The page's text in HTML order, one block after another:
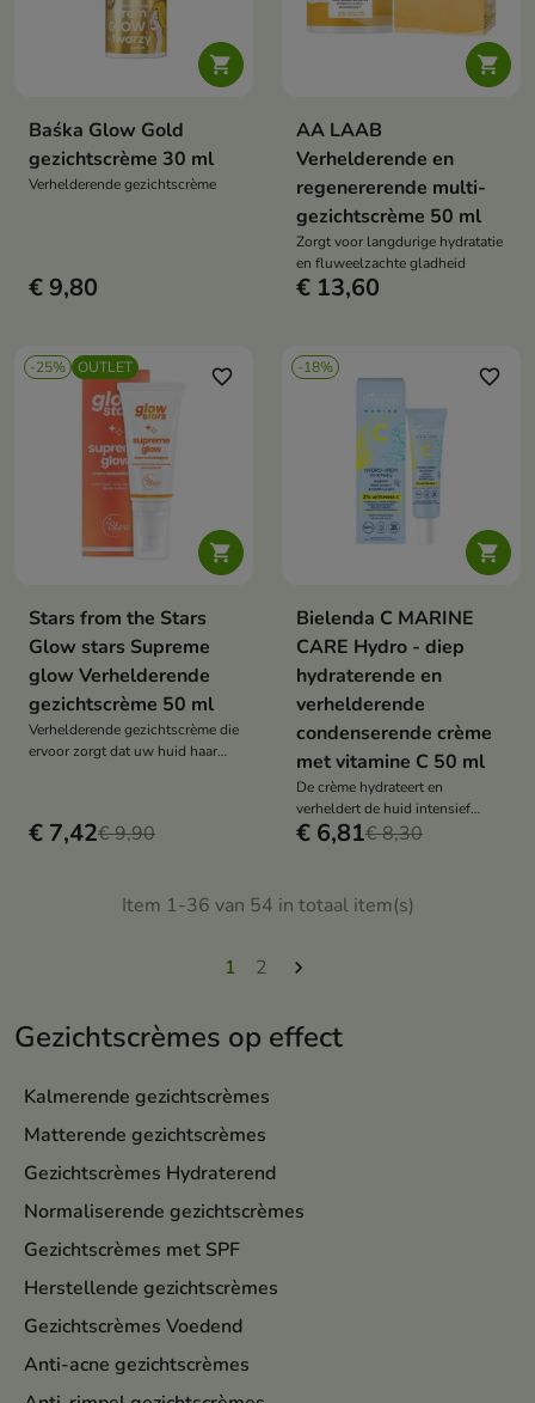
Gezichtscrèmes op effect
Kalmerende gezichtscrèmes
Matterende gezichtscrèmes
Gezichtscrèmes Hydraterend
Normaliserende gezichtscrèmes
Gezichtscrèmes met SPF
Herstellende gezichtscrèmes
Gezichtscrèmes Voedend
Anti-acne gezichtscrèmes

Baśka Glow Gold
gezichtscrème 30 ml
Verhelderende gezichtscrème
€ 9,80

AA LAAB
Verhelderende en
regenererende multi-
gezichtscrème 50 ml
Zorgt voor langdurige hydratatie
en fluweelzachte gladheid
€ 13,60
-25% OUTLET

favorite_border
Stars from the Stars
Glow stars Supreme
glow Verhelderende
gezichtscrème 50 ml
Verhelderende gezichtscrème die
ervoor zorgt dat uw huid haar
€ 7,42€ 9,90
-18%

favorite_border
Bielenda C MARINE
CARE Hydro - diep
hydraterende en
verhelderende
condenserende crème
met vitamine C 50 ml
De crème hydrateert en
verheldert de huid intensief
dankzij het gehalte aan vitamine
€ 6,81€ 8,30
Item 1-36 van 54 in totaal item(s)
1 2 